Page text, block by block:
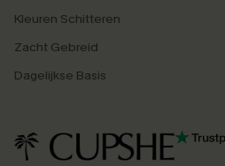
Kleuren Schitteren
Zacht Gebreid
Dagelijkse Basis